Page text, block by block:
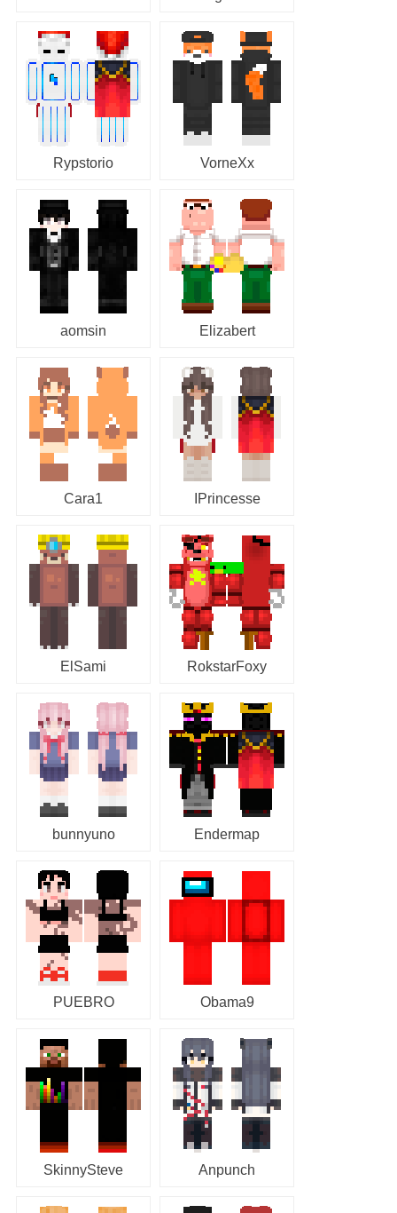
Rypstorio VorneXx
aomsin Elizabert
Cara1 IPrincesse
ElSami RokstarFoxy
bunnyuno Endermap
PUEBRO Obama9
SkinnySteve Anpunch